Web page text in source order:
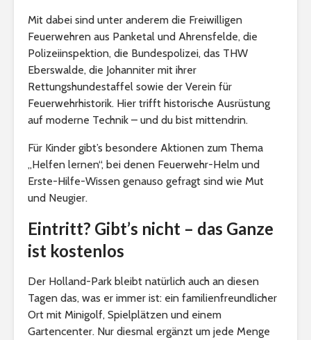
Mit dabei sind unter anderem die Freiwilligen
Feuerwehren aus Panketal und Ahrensfelde, die
Polizeiinspektion, die Bundespolizei, das THW
Eberswalde, die Johanniter mit ihrer
Rettungshundestaffel sowie der Verein für
Feuerwehrhistorik. Hier trifft historische Ausrüstung
auf moderne Technik – und du bist mittendrin.
Für Kinder gibt’s besondere Aktionen zum Thema
„Helfen lernen“, bei denen Feuerwehr-Helm und
Erste-Hilfe-Wissen genauso gefragt sind wie Mut
und Neugier.
Eintritt? Gibt’s nicht – das Ganze
ist kostenlos
Der Holland-Park bleibt natürlich auch an diesen
Tagen das, was er immer ist: ein familienfreundlicher
Ort mit Minigolf, Spielplätzen und einem
Gartencenter. Nur diesmal ergänzt um jede Menge